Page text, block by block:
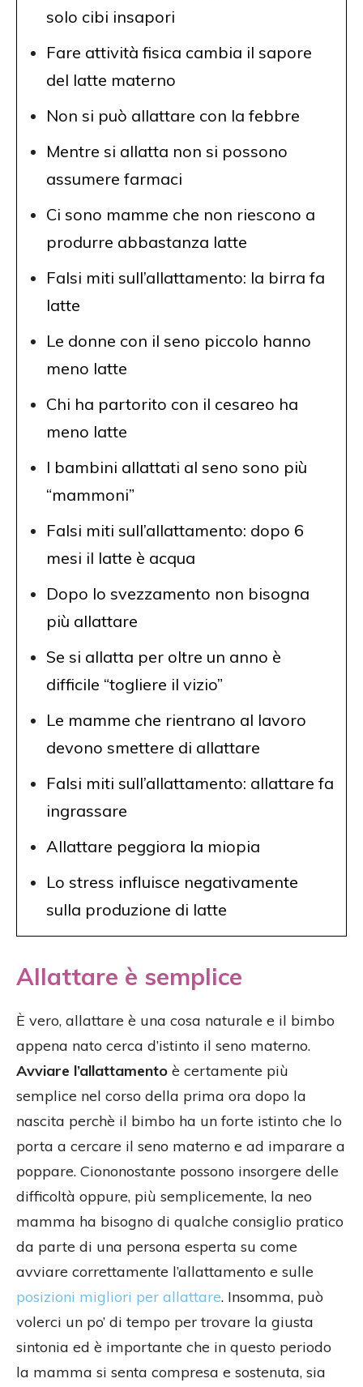
solo cibi insapori
Fare attività fisica cambia il sapore
del latte materno
Non si può allattare con la febbre
Mentre si allatta non si possono
assumere farmaci
Ci sono mamme che non riescono a
produrre abbastanza latte
Falsi miti sull’allattamento: la birra fa
latte
Le donne con il seno piccolo hanno
meno latte
Chi ha partorito con il cesareo ha
meno latte
I bambini allattati al seno sono più
“mammoni”
Falsi miti sull’allattamento: dopo 6
mesi il latte è acqua
Dopo lo svezzamento non bisogna
più allattare
Se si allatta per oltre un anno è
difficile “togliere il vizio”
Le mamme che rientrano al lavoro
devono smettere di allattare
Falsi miti sull’allattamento: allattare fa
ingrassare
Allattare peggiora la miopia
Lo stress influisce negativamente
sulla produzione di latte
Allattare è semplice
È vero, allattare è una cosa naturale e il bimbo
appena nato cerca d’istinto il seno materno.
Avviare l’allattamento è certamente più
semplice nel corso della prima ora dopo la
nascita perchè il bimbo ha un forte istinto che lo
porta a cercare il seno materno e ad imparare a
poppare. Ciononostante possono insorgere delle
difficoltà oppure, più semplicemente, la neo
mamma ha bisogno di qualche consiglio pratico
da parte di una persona esperta su come
avviare correttamente l’allattamento e sulle
posizioni migliori per allattare. Insomma, può
volerci un po’ di tempo per trovare la giusta
sintonia ed è importante che in questo periodo
la mamma si senta compresa e sostenuta, sia